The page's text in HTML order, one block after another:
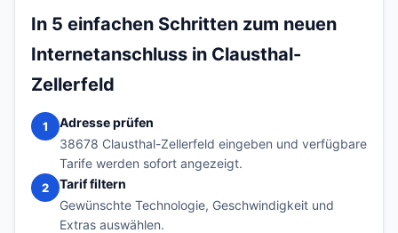
In 5 einfachen Schritten zum neuen
Internetanschluss in Clausthal-
Zellerfeld
1
Adresse prüfen
38678 Clausthal-Zellerfeld eingeben und verfügbare
Tarife werden sofort angezeigt.
2
Tarif filtern
Gewünschte Technologie, Geschwindigkeit und
Extras auswählen.